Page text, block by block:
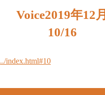
Voice2019年12月
10/16
../index.html#10